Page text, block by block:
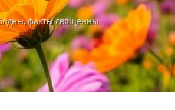
факты священны